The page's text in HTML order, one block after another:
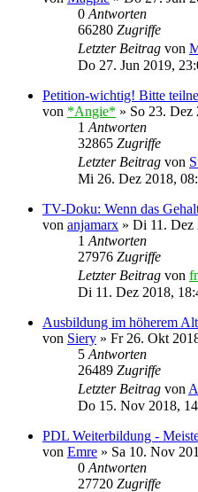
0 Antworten
66280 Zugriffe
Letzter Beitrag von
Do 27. Jun 2019,
Petition-wichtig! Bitte
von *Angie* » So 23. Dez
1 Antworten
32865 Zugriffe
Letzter Beitrag von
Mi 26. Dez 2018,
TV-Doku: Wenn das
von anjamarx » Di 11. Dez
1 Antworten
27976 Zugriffe
Letzter Beitrag von
Di 11. Dez 2018,
Ausbildung im höherem
von Siery » Fr 26. Okt
5 Antworten
26489 Zugriffe
Letzter Beitrag von
Do 15. Nov 2018,
PDL Weiterbildung -
von Emre » Sa 10. Nov
0 Antworten
27720 Zugriffe